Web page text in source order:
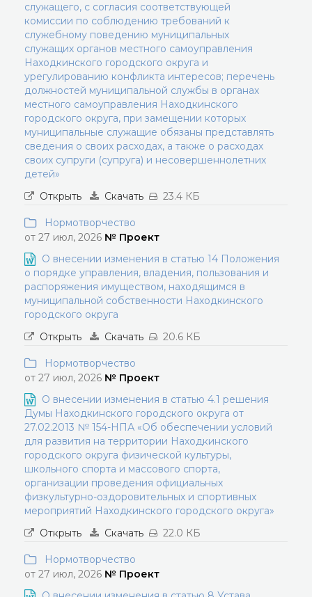
служащего, с согласия соответствующей
комиссии по соблюдению требований к
служебному поведению муниципальных
служащих органов местного самоуправления
Находкинского городского округа и
урегулированию конфликта интересов; перечень
должностей муниципальной службы в органах
местного самоуправления Находкинского
городского округа, при замещении которых
муниципальные служащие обязаны представлять
сведения о своих расходах, а также о расходах
своих супруги (супруга) и несовершеннолетних
детей»
Открыть
Скачать 23.4 КБ
Нормотворчество
от 27 июл, 2026 № Проект
О внесении изменения в статью 14 Положения
о порядке управления, владения, пользования и
распоряжения имуществом, находящимся в
муниципальной собственности Находкинского
городского округа
Открыть
Скачать 20.6 КБ
Нормотворчество
от 27 июл, 2026 № Проект
О внесении изменения в статью 4.1 решения
Думы Находкинского городского округа от
27.02.2013 № 154-НПА «Об обеспечении условий
для развития на территории Находкинского
городского округа физической культуры,
школьного спорта и массового спорта,
организации проведения официальных
физкультурно-оздоровительных и спортивных
мероприятий Находкинского городского округа»
Открыть
Скачать 22.0 КБ
Нормотворчество
от 27 июл, 2026 № Проект